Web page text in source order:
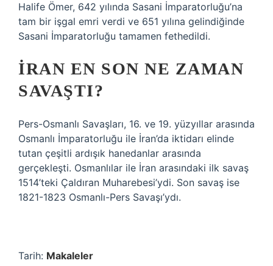
Halife Ömer, 642 yılında Sasani İmparatorluğu’na
tam bir işgal emri verdi ve 651 yılına gelindiğinde
Sasani İmparatorluğu tamamen fethedildi.
İRAN EN SON NE ZAMAN
SAVAŞTI?
Pers-Osmanlı Savaşları, 16. ve 19. yüzyıllar arasında
Osmanlı İmparatorluğu ile İran’da iktidarı elinde
tutan çeşitli ardışık hanedanlar arasında
gerçekleşti. Osmanlılar ile İran arasındaki ilk savaş
1514’teki Çaldıran Muharebesi’ydi. Son savaş ise
1821-1823 Osmanlı-Pers Savaşı’ydı.
Tarih: Makaleler